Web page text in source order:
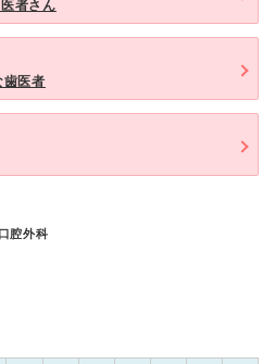
者さん
歯医者
腔外科